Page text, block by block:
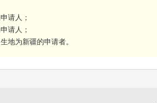
请人；
请人；
地为新疆的申请者。